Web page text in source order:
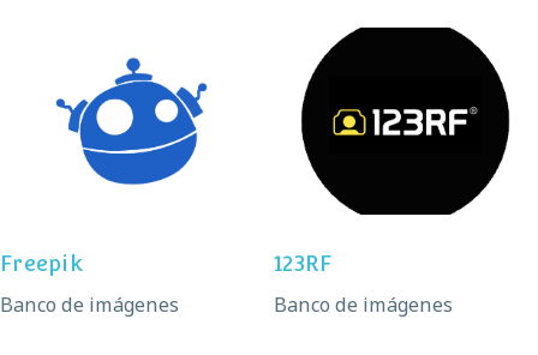
Freepik
Freepik
Banco de imágenes
123RF
123RF
Banco de imágenes